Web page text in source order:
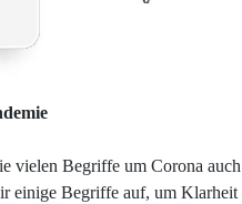
vielen Begriffe um Corona
einige Begriffe auf, um Klarheit